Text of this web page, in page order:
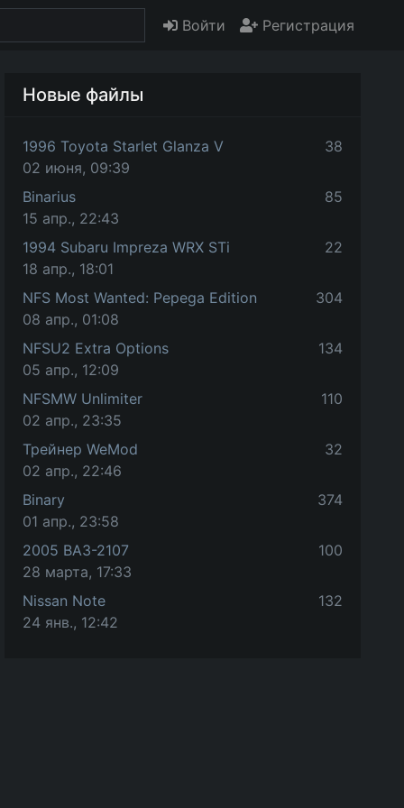
Войти Регистрация
Новые файлы
1996 Toyota Starlet Glanza V
02 июня, 09:39
38
Binarius
15 апр., 22:43
85
1994 Subaru Impreza WRX STi
18 апр., 18:01
22
NFS Most Wanted: Pepega Edition
08 апр., 01:08
304
NFSU2 Extra Options
05 апр., 12:09
134
NFSMW Unlimiter
02 апр., 23:35
110
Трейнер WeMod
02 апр., 22:46
32
Binary
01 апр., 23:58
374
2005 ВАЗ-2107
28 марта, 17:33
100
Nissan Note
24 янв., 12:42
132